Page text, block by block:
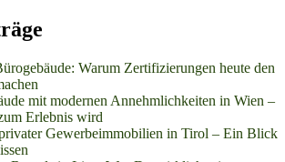
Warum Zertifizierungen heute den
mit modernen Annehmlichkeiten in Wien –
Erlebnis wird
Gewerbeimmobilien in Tirol – Ein Blick